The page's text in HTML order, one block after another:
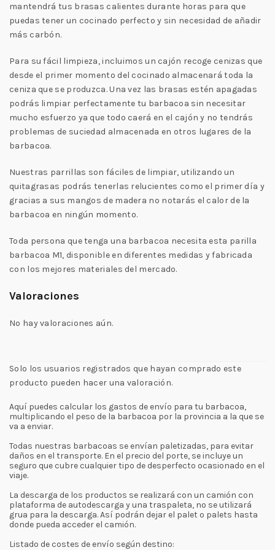
mantendrá tus brasas calientes durante horas para que
puedas tener un cocinado perfecto y sin necesidad de añadir
más carbón.
Para su fácil limpieza, incluimos un cajón recoge cenizas que
desde el primer momento del cocinado almacenará toda la
ceniza que se produzca. Una vez las brasas estén apagadas
podrás limpiar perfectamente tu barbacoa sin necesitar
mucho esfuerzo ya que todo caerá en el cajón y no tendrás
problemas de suciedad almacenada en otros lugares de la
barbacoa.
Nuestras parrillas son fáciles de limpiar, utilizando un
quitagrasas podrás tenerlas relucientes como el primer día y
gracias a sus mangos de madera no notarás el calor de la
barbacoa en ningún momento.
Toda persona que tenga una barbacoa necesita esta parilla
barbacoa M1, disponible en diferentes medidas y fabricada
con los mejores materiales del mercado.
Valoraciones
No hay valoraciones aún.
Solo los usuarios registrados que hayan comprado este
producto pueden hacer una valoración.
Aquí puedes calcular los gastos de envío para tu barbacoa,
multiplicando el peso de la barbacoa por la provincia a la que se
va a enviar.
Todas nuestras barbacoas se envían paletizadas, para evitar
daños en el transporte. En el precio del porte, se incluye un
seguro que cubre cualquier tipo de desperfecto ocasionado en el
viaje.
La descarga de los productos se realizará con un camión con
plataforma de autodescarga y una traspaleta, no se utilizará
grua para la descarga. Así podrán dejar el palet o palets hasta
donde pueda acceder el camión.
Listado de costes de envío según destino: